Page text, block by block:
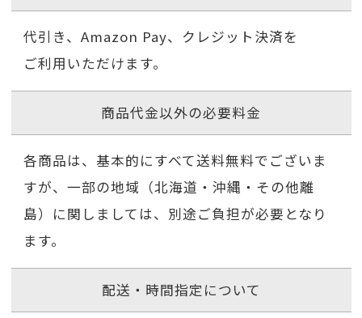
代引き、Amazon Pay、クレジット決済を
ご利用いただけます。
商品代金以外の必要料金
各商品は、基本的にすべて送料無料でございま
すが、一部の地域（北海道・沖縄・その他離
島）に関しましては、別途ご負担が必要となり
ます。
配送・時間指定について